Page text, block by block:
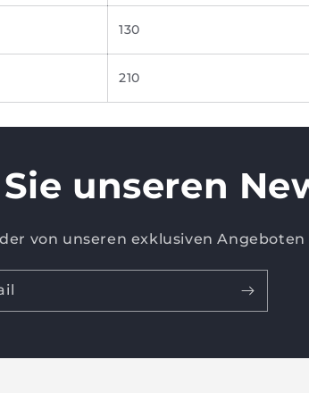
130
210
unseren
von unseren exklusiven